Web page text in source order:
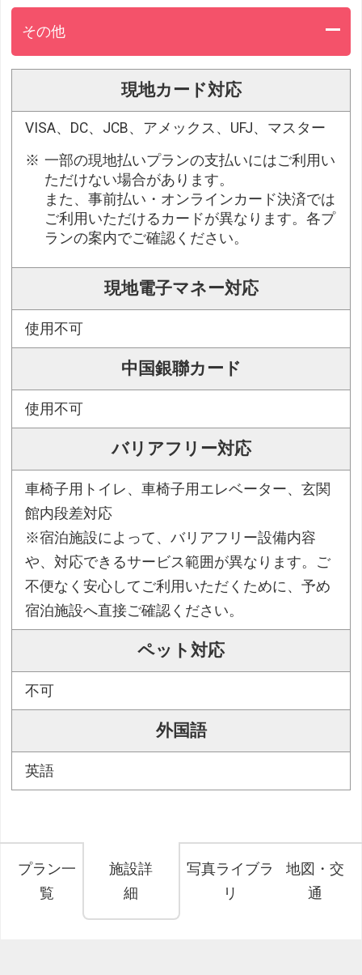
その他
現地カード対応
VISA、DC、JCB、アメックス、UFJ、マスター
一部の現地払いプランの支払いにはご利用い
ただけない場合があります。
また、事前払い・オンラインカード決済では
ご利用いただけるカードが異なります。各プ
ランの案内でご確認ください。
現地電子マネー対応
使用不可
中国銀聯カード
使用不可
バリアフリー対応
車椅子用トイレ、車椅子用エレベーター、玄関
館内段差対応
※宿泊施設によって、バリアフリー設備内容
や、対応できるサービス範囲が異なります。ご
不便なく安心してご利用いただくために、予め
宿泊施設へ直接ご確認ください。
ペット対応
不可
外国語
英語
プラン一
覧
施設詳
細
写真ライブラ
リ
地図・交
通